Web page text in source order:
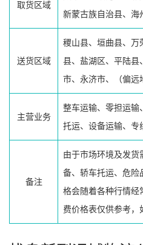
取货区域
新蒙古族自治县、海
送货区域
稷山县、垣曲县、万
县、盐湖区、平陆县
市、永济市、（偏远
主营业务
整车运输、零担运输
托运、设备运输、专
备注
由于市场环境及发货
备、轿车托运、危险
格会随着各种行情经
费价格表仅供参考，